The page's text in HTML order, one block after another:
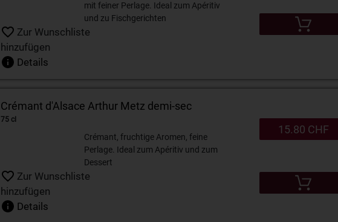
mit feiner Perlage. Ideal zum Apéritiv
und zu Fischgerichten
Zur Wunschliste
hinzufügen
Details
Crémant d'Alsace Arthur Metz demi-sec
75 cl
Crémant, fruchtige Aromen, feine
Perlage. Ideal zum Apéritiv und zum
Dessert
Zur Wunschliste
hinzufügen
Details
15.80 CHF